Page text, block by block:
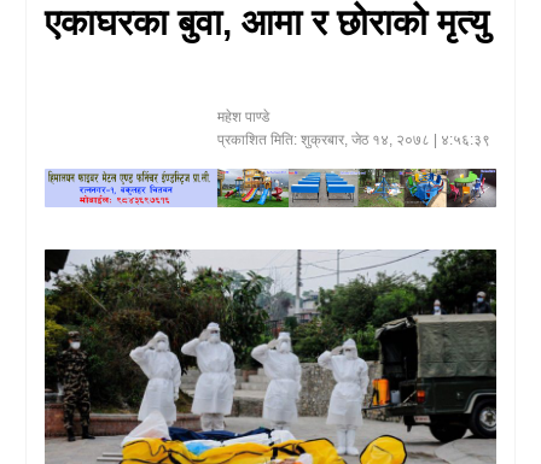
बजार
प्रदेश
प्रवास/
विश्व
स्वास्थ्य/
रोचक
विचार/
एकाघरका बुवा, आमा र छोराको मृत्यु
महेश पाण्डे
प्रकाशित मिति: शुक्रबार, जेठ १४, २०७८ | ४:५६:३९